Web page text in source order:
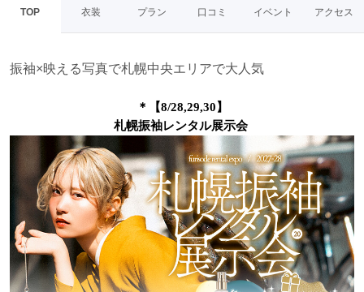
TOP 衣装 プラン 口コミ イベント アクセス
振袖×映える写真で札幌中央エリアで大人気
＊【8/28,29,30】
札幌振袖レンタル展示会